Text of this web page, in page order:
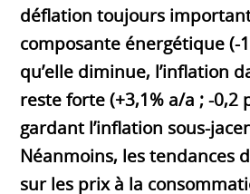
déflation toujours
composante énergétique (-
qu’elle diminue, l’inflation
reste forte (+3,1% a/a ; -0,2
gardant l’inflation sous-
Néanmoins, les tendances
sur les prix à la